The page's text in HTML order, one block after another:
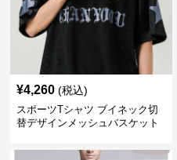
¥4,260 (税込)
スポーツTシャツ ブイネック切
替デザインメッシュバスケット